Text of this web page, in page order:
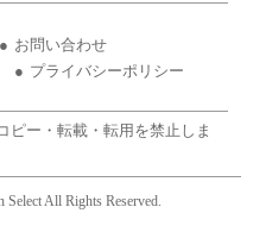
お問い合わせ
プライバシーポリシー
ピー・転載・転用を禁止しま
All Rights Reserved.